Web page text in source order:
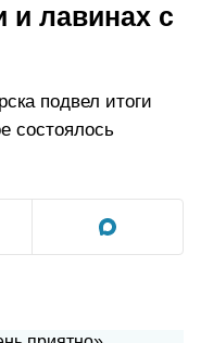
и лавинах с
подвел итоги
состоялось